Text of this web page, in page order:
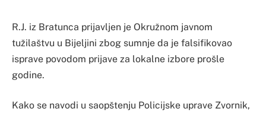
R.J. iz Bratunca prijavljen je Okružnom javnom
tužilaštvu u Bijeljini zbog sumnje da je falsifikovao
isprave povodom prijave za lokalne izbore prošle
godine.
Kako se navodi u saopštenju Policijske uprave Zvornik,